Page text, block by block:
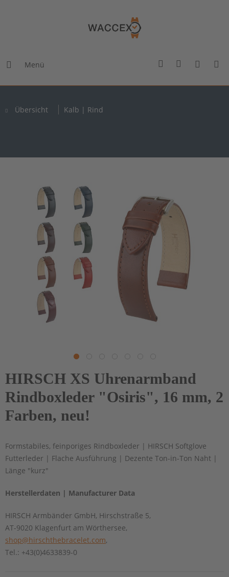
Menü
Übersicht Kalb | Rind
HIRSCH XS Uhrenarmband
Rindboxleder "Osiris", 16 mm, 2
Farben, neu!
Formstabiles, feinporiges Rindboxleder | HIRSCH Softglove
Futterleder | Flache Ausführung | Dezente Ton-in-Ton Naht |
Länge "kurz"
Herstellerdaten | Manufacturer Data
HIRSCH Armbänder GmbH, Hirschstraße 5,
AT-9020 Klagenfurt am Wörthersee,
shop@hirschthebracelet.com,
Tel.: +43(0)4633839-0